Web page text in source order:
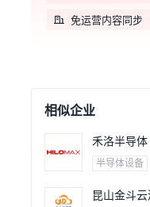
免运营内容同步
相似企业
禾洛半导体
半导体设备
昆山金斗